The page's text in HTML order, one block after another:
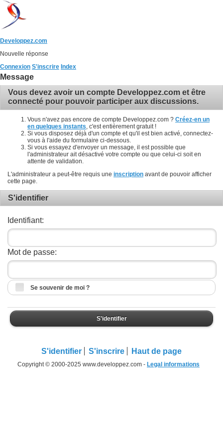
Developpez.com
Nouvelle réponse
Connexion S'inscrire Index
Message
Vous devez avoir un compte Developpez.com et être
connecté pour pouvoir participer aux discussions.
Vous n'avez pas encore de compte Developpez.com ? Créez-en un
en quelques instants , c'est entièrement gratuit !
Si vous disposez déjà d'un compte et qu'il est bien activé, connectez-
vous à l'aide du formulaire ci-dessous.
Si vous essayez d'envoyer un message, il est possible que
l'administrateur ait désactivé votre compte ou que celui-ci soit en
attente de validation.
L'administrateur a peut-être requis une inscription avant de pouvoir afficher
cette page.
S'identifier
Identifiant:
Mot de passe:
Se souvenir de moi ?
S'identifier
S'identifier S'inscrire Haut de page
Copyright © 2000-2025 www.developpez.com - Legal informations